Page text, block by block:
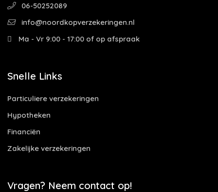
06-50252089
info@noordkopverzekeringen.nl
Ma - Vr 9:00 - 17:00 of op afspraak
Snelle Links
Particuliere verzekeringen
Hypotheken
Financiën
Zakelijke verzekeringen
Vragen? Neem contact op!